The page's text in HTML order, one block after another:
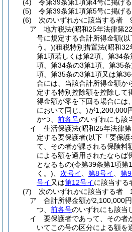
(4)
令第39条第1項第4号に掲げ
(5)
令第39条第1項第5号に掲げ
(6)
次のいずれかに該当する者
ア
地方税法(昭和25年法律第
号に規定する合計所得金額(以
う。)(租税特別措置法(昭和32
第1項若しくは第2項、第34
項、第34条の3第1項、第35
項、第35条の3第1項又は第
合には、当該合計所得金額か
定する特別控除額を控除して
得金額が零を下回る場合には
において同じ。)が1,200,000
かつ、 前各号のいずれにも該
イ
生活保護法(昭和25年法律
定する要保護者(以下「要保
て、その者が課される保険料
による額を適用されたならば
となるもの(令第39条第1項第
く。)
次号イ 第8号イ 第
号イ 又は第12号イに該当する
(7)
次のいずれかに該当する者
ア
合計所得金額が2,100,000
つ、 前各号のいずれにも該当
イ
要保護者であって、その者
いてこの号の区分による額を